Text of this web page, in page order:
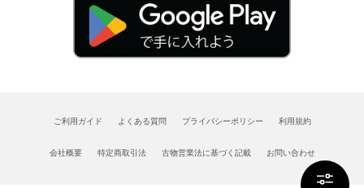
ご利用ガイド よくある質問 プライバシーポリシー 利用規約
会社概要 特定商取引法 古物営業法に基づく記載 お問い合わせ